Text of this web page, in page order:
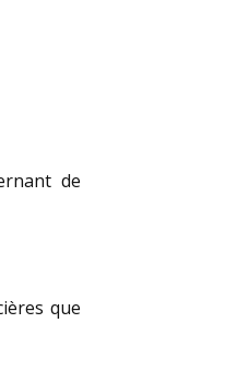
de
que